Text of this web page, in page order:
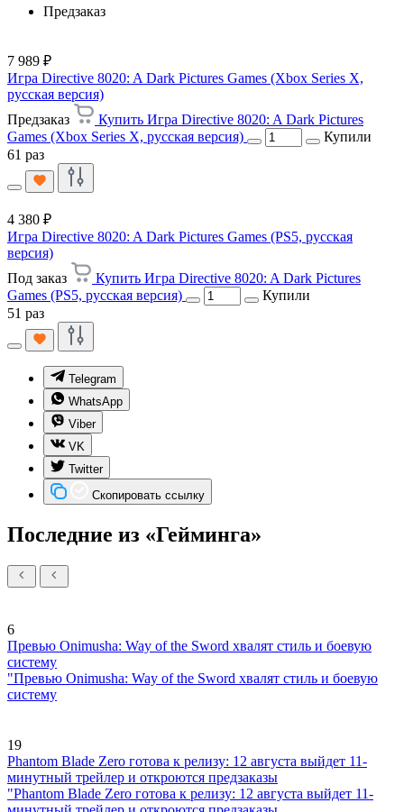
Предзаказ
7 989 ₽
Игра Directive 8020: A Dark Pictures Games (Xbox Series X,
русская версия)
Предзаказ
Купить Игра Directive 8020: A Dark Pictures
Games (Xbox Series X, русская версия)
Купили
61 раз
4 380 ₽
Игра Directive 8020: A Dark Pictures Games (PS5, русская
версия)
Под заказ
Купить Игра Directive 8020: A Dark Pictures
Games (PS5, русская версия)
Купили
51 раз
Telegram
WhatsApp
Viber
VK
Twitter
Скопировать ссылку
Последние из «Гейминга»
6
Превью Onimusha: Way of the Sword хвалят стиль и боевую
систему
"Превью Onimusha: Way of the Sword хвалят стиль и боевую
систему
19
Phantom Blade Zero готова к релизу: 12 августа выйдет 11-
минутный трейлер и откроются предзаказы
"Phantom Blade Zero готова к релизу: 12 августа выйдет 11-